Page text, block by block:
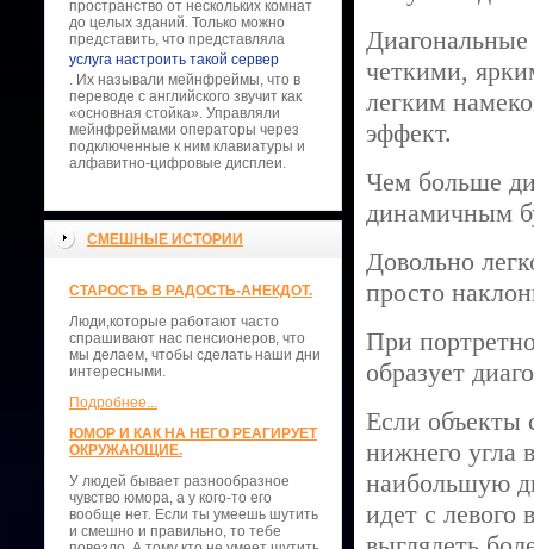
пространство от нескольких комнат
до целых зданий. Только можно
представить, что представляла
услуга настроить такой сервер
. Их называли мейнфреймы, что в
переводе с английского звучит как
«основная стойка». Управляли
мейнфреймами операторы через
подключенные к ним клавиатуры и
алфавитно-цифровые дисплеи.
СМЕШНЫЕ ИСТОРИИ
СТАРОСТЬ В РАДОСТЬ-АНЕКДОТ.
Люди,которые работают часто
спрашивают нас пенсионеров, что
мы делаем, чтобы сделать наши дни
интересными.
Подробнее...
ЮМОР И КАК НА НЕГО РЕАГИРУЕТ
ОКРУЖАЮЩИЕ.
У людей бывает разнообразное
чувство юмора, а у кого-то его
вообще нет. Если ты умеешь шутить
и смешно и правильно, то тебе
четкими,
легким
эффект.
Чем больше
динамичным
Довольно
просто
При
образует
Если объекты
нижнего угла
наибольшую
идет с левого